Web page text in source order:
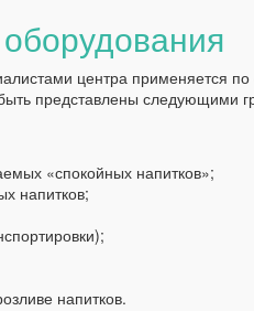
центра применяется
представлены следующими
«спокойных напитков»;
напитков;
напитков.